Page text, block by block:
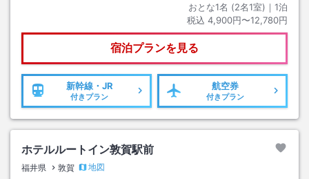
おとな1名 (2名1室)｜ 1泊
税込 4,900円〜12,780円
宿泊プランを見る
新幹線・JR
付きプラン
航空券
付きプラン
ホテルルートイン敦賀駅前
福井県 敦賀
地図